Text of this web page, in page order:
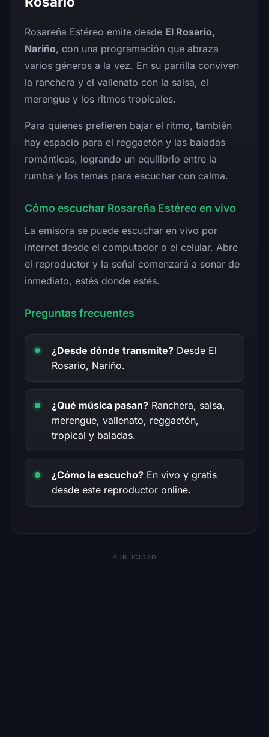
Rosareña Estéreo emite desde El Rosario,
Nariño, con una programación que abraza
varios géneros a la vez. En su parrilla conviven
la ranchera y el vallenato con la salsa, el
merengue y los ritmos tropicales.
Para quienes prefieren bajar el ritmo, también
hay espacio para el reggaetón y las baladas
románticas, logrando un equilibrio entre la
rumba y los temas para escuchar con calma.
Cómo escuchar Rosareña Estéreo en vivo
La emisora se puede escuchar en vivo por
internet desde el computador o el celular. Abre
el reproductor y la señal comenzará a sonar de
inmediato, estés donde estés.
Preguntas frecuentes
¿Desde dónde transmite? Desde El
Rosario, Nariño.
¿Qué música pasan? Ranchera, salsa,
merengue, vallenato, reggaetón,
tropical y baladas.
¿Cómo la escucho? En vivo y gratis
desde este reproductor online.
PUBLICIDAD